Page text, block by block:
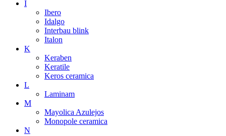
I
Ibero
Idalgo
Interbau blink
Italon
K
Keraben
Keratile
Keros ceramica
L
Laminam
M
Mayolica Azulejos
Monopole ceramica
N